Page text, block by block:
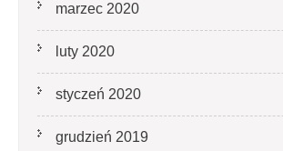
marzec 2020
luty 2020
styczeń 2020
grudzień 2019